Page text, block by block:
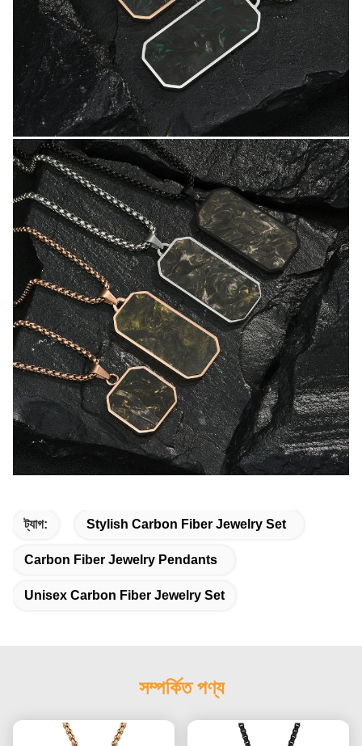
ট্যাগ: Stylish Carbon Fiber Jewelry Set
Carbon Fiber Jewelry Pendants
Unisex Carbon Fiber Jewelry Set
সম্পর্কিত পণ্য